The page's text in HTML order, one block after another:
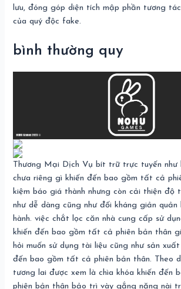
lưu, đóng góp diện tích mập phần tương
của quý độc fake.
bình thường quy
Thương Mại Dịch Vụ bít trữ trực tuyến như
chưa riêng gì khiến đến bao gồm tất cả
kiệm báo giá thành nhưng còn cải thiện độ
như dễ dàng cũng như đối kháng giản quản
hành. việc chắt lọc căn nhà cung cấp sử
khiến đến bao gồm tất cả phiên bản thân
hỏi muốn sử dụng tài liệu cũng như sản
đến bao gồm tất cả phiên bản thân. Theo
tương lai được xem là chìa khóa khiến đến
phiên bản thân bảo trì vày gắng nặng nài